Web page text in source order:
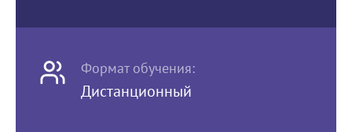
Формат обучения:
Дистанционный